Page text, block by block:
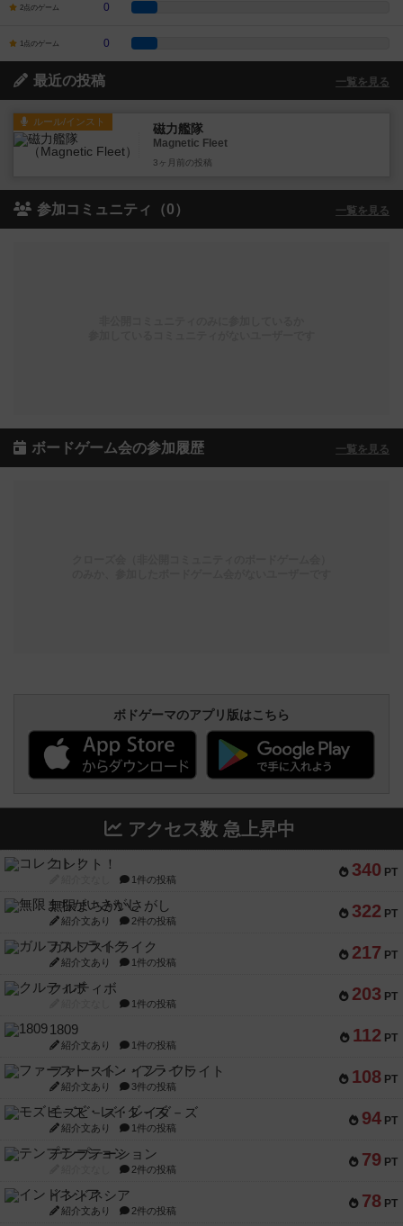
2点のゲーム 0
1点のゲーム 0
最近の投稿 一覧を見る
ルール/インスト 磁力艦隊
Magnetic Fleet
3ヶ月前 の投稿
参加コミュニティ（0） 一覧を見る
ボードゲーム会の参加履歴 一覧を見る
ボドゲーマのアプリ版はこちら
アクセス数 急上昇中
340 PT
コレクト！
1件の投稿
322 PT
無限まちがいさがし
紹介文あり 2件の投稿
217 PT
ガルフストライク
紹介文あり 1件の投稿
203 PT
クルティボ
1件の投稿
112 PT
1809
紹介文あり 1件の投稿
108 PT
ファースト・イン・フライト
紹介文あり 3件の投稿
94 PT
モズビ－ズ・レイダ－ズ
紹介文あり 1件の投稿
79 PT
テンプテーション
2件の投稿
78 PT
インドネシア
紹介文あり 2件の投稿